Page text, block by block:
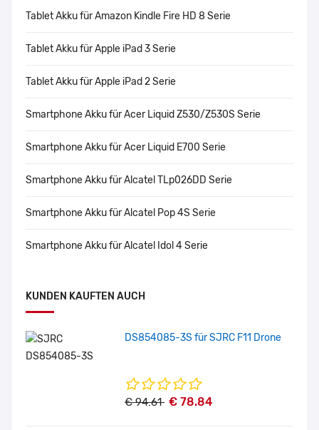
Tablet Akku für Amazon Kindle Fire HD 8 Serie
Tablet Akku für Apple iPad 3 Serie
Tablet Akku für Apple iPad 2 Serie
Smartphone Akku für Acer Liquid Z530/Z530S Serie
Smartphone Akku für Acer Liquid E700 Serie
Smartphone Akku für Alcatel TLp026DD Serie
Smartphone Akku für Alcatel Pop 4S Serie
Smartphone Akku für Alcatel Idol 4 Serie
KUNDEN KAUFTEN AUCH
DS854085-3S für SJRC F11 Drone
€ 94.61 € 78.84